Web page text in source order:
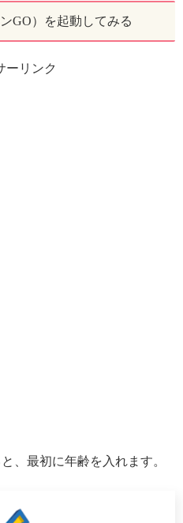
GO）を起動してみる
ーリンク
、最初に年齢を入れます。